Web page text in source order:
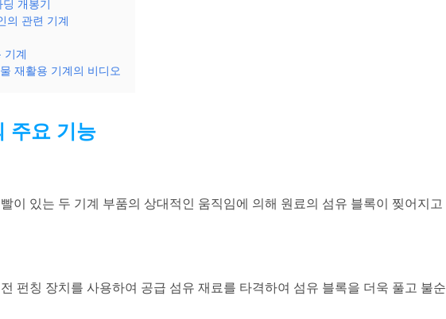
개봉기
의 관련 기계
기계
재활용 기계의 비디오
주요 기능
이 있는 두 기계 부품의 상대적인 움직임에 의해 원료의 섬유 블록이 찢어지고
펀칭 장치를 사용하여 공급 섬유 재료를 타격하여 섬유 블록을 더욱 풀고 불순